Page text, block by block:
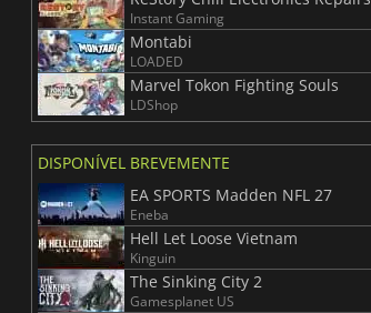
Instant Gaming
Montabi
LOADED
Marvel Tokon Fighting Souls
LDShop
DISPONÍVEL BREVEMENTE
EA SPORTS Madden NFL 27
Eneba
Hell Let Loose Vietnam
Kinguin
The Sinking City 2
Gamesplanet US